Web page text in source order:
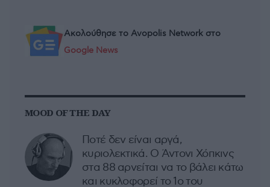
Ακολούθησε το Avopolis Network στο
Google News
MOOD OF THE DAY
Ποτέ δεν είναι αργά,
κυριολεκτικά. Ο Άντονι Χόπκινς
στα 88 αρνείται να το βάλει κάτω
και κυκλοφορεί το 1ο του